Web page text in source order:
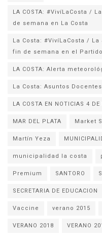
LA COSTA: #VivíLaCosta /
de semana en La Costa
La Costa: #VivíLaCosta /
fin de semana en el
LA COSTA: Alerta
La Costa: Asuntos
LA COSTA EN NOTICIAS 4 DE
MAR DEL PLATA
Market
Martín Yeza
municipalidad la costa
Premium
SANTORO
SECRETARIA DE EDUCACION
Vaccine
verano 2015
VERANO 2018
VERANO